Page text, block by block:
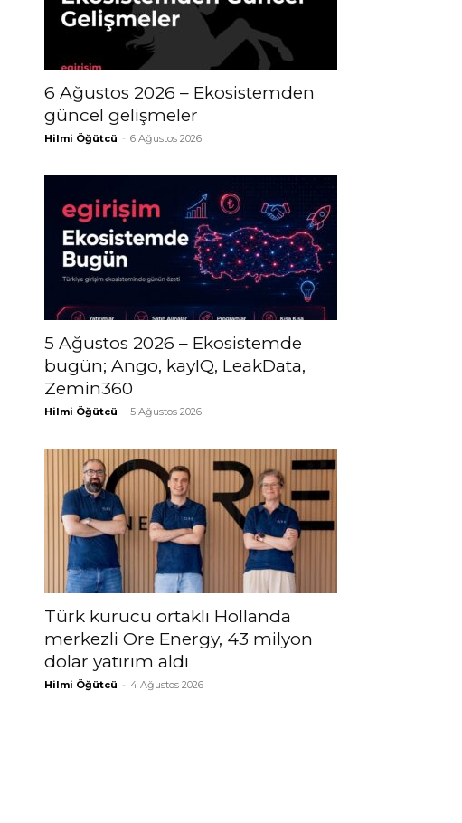
6 Ağustos 2026 – Ekosistemden
güncel gelişmeler
Hilmi Öğütcü - 6 Ağustos 2026
5 Ağustos 2026 – Ekosistemde
bugün; Ango, kayIQ, LeakData,
Zemin360
Hilmi Öğütcü - 5 Ağustos 2026
Türk kurucu ortaklı Hollanda
merkezli Ore Energy, 43 milyon
dolar yatırım aldı
Hilmi Öğütcü - 4 Ağustos 2026